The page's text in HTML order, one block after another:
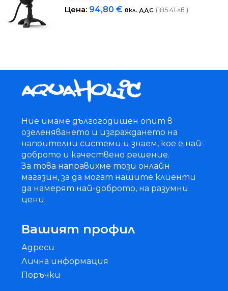
Цена: 94,80€ вкл. ДДС (185.41 лв.)
Ние имаме дългогодишен опит в
озеленяването и изграждането на
напоителни системи и знаем, кое е най-
доброто и качествено решение.
За това направихме този онлайн
магазин, за да могат нашите клиенти
да намерят най-доброто, на разумни
цени.
Вашият профил
Адреси
Лична информация
Поръчки